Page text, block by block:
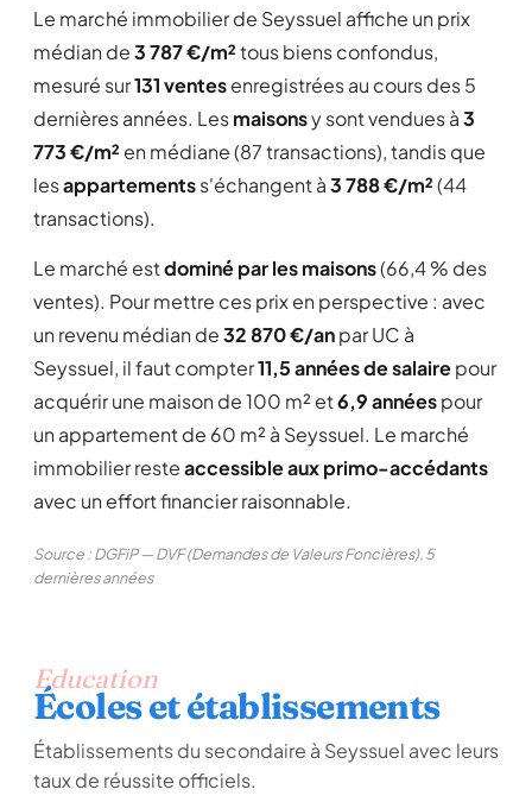
Le marché immobilier de Seyssuel affiche un prix
médian de3 787 €/m²tous biens confondus,
mesuré sur131 ventesenregistrées au cours des 5
dernières années. Lesmaisonsy sont vendues à3
773 €/m² en médiane (87 transactions), tandis que
lesappartementss'échangent à3 788 €/m²(44
transactions).
Le marché estdominé par les maisons(66,4 % des
ventes). Pour mettre ces prix en perspective : avec
un revenu médian de32 870 €/anpar UC à
Seyssuel, il faut compter11,5 années de salairepour
acquérir une maison de 100 m² et6,9 annéespour
un appartement de 60 m² à Seyssuel. Le marché
immobilier resteaccessible aux primo-accédants
avec un effort financier raisonnable.
Source : DGFiP — DVF (Demandes de Valeurs Foncières), 5
dernières années
Education
Écoles et établissements
Établissements du secondaire à Seyssuel avec leurs
taux de réussite officiels.